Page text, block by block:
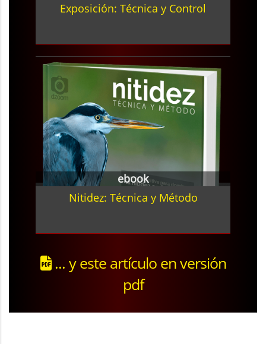
Exposición: Técnica y Control
ebook
Nitidez: Técnica y Método
... y este artículo en versión
pdf